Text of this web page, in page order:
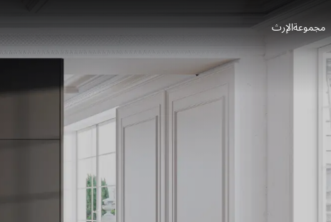
مجموعةالإرث